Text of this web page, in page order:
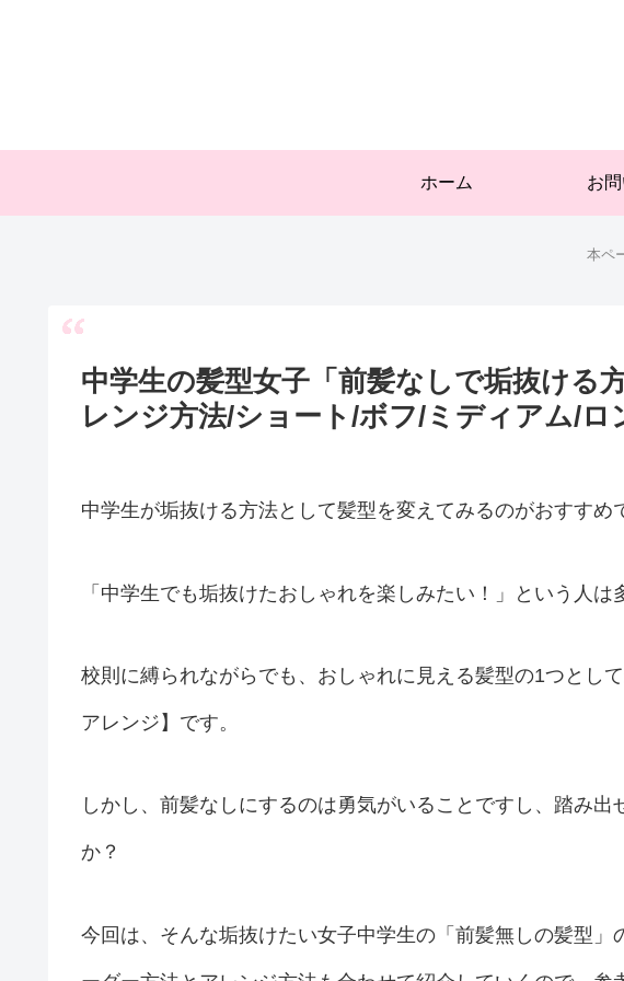
ホーム お
本ペ
中学生の髪型女子「前髪なしで垢抜ける
レンジ方法/ショート/ボフ/ミディアム/ロ
中学生が垢抜ける方法として髪型を変えてみるのがおすすめ
「中学生でも垢抜けたおしゃれを楽しみたい！」という人は
校則に縛られながらでも、おしゃれに見える髪型の1つとし
アレンジ】です。
しかし、前髪なしにするのは勇気がいることですし、踏み出
か？
今回は、そんな垢抜けたい女子中学生の「前髪無しの髪型」